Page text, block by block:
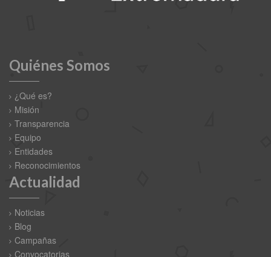
Quiénes Somos
¿Qué es?
Misión
Transparencia
Equipo
Entidades
Reconocimientos
Actualidad
Noticias
Blog
Campañas
Convocatorias